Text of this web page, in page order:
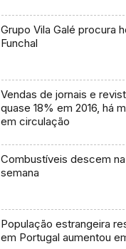
Grupo Vila Galé procura
Funchal
Vendas de jornais e
quase 18% em 2016, há
em circulação
Combustíveis descem
semana
População estrangeira
em Portugal aumentou